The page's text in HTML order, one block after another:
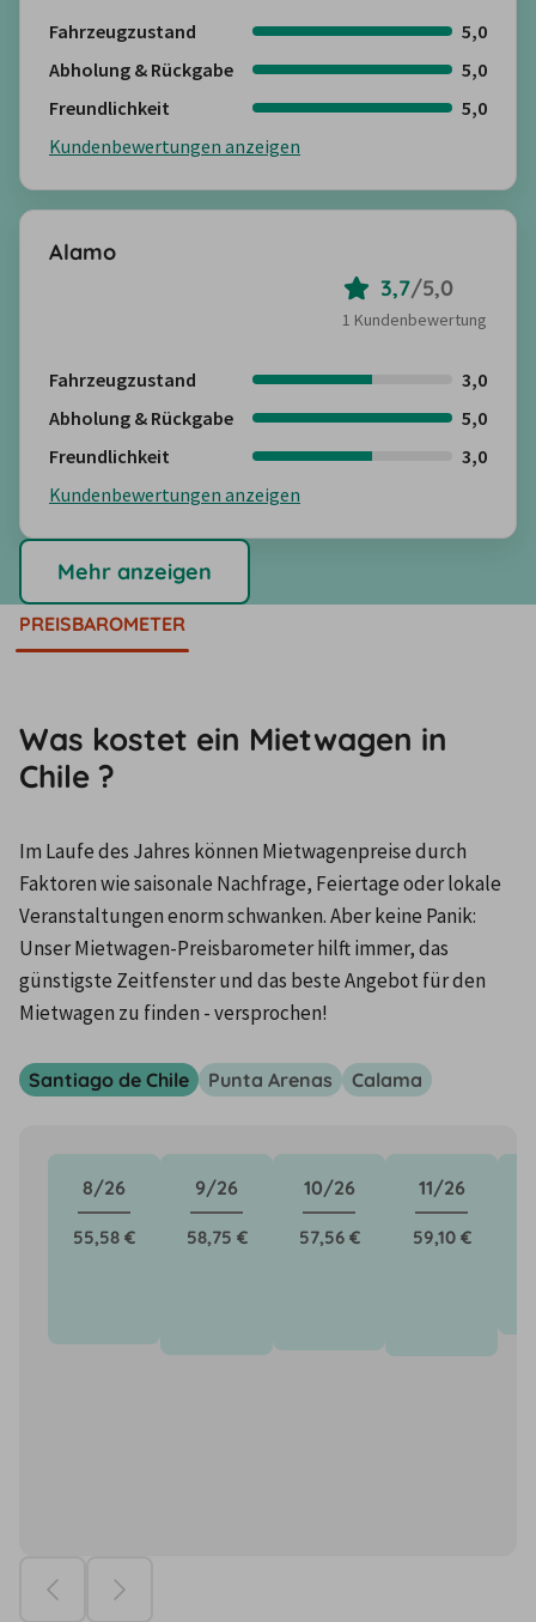
Fahrzeugzustand
5,0
Abholung & Rückgabe
5,0
Freundlichkeit
5,0
Kundenbewertungen anzeigen
Alamo
3,7/5,0
1 Kundenbewertung
Fahrzeugzustand
3,0
Abholung & Rückgabe
5,0
Freundlichkeit
3,0
Kundenbewertungen anzeigen
Mehr anzeigen
PREISBAROMETER
Was kostet ein Mietwagen in
Chile ?
Im Laufe des Jahres können Mietwagenpreise durch
Faktoren wie saisonale Nachfrage, Feiertage oder lokale
Veranstaltungen enorm schwanken. Aber keine Panik:
Unser Mietwagen-Preisbarometer hilft immer, das
günstigste Zeitfenster und das beste Angebot für den
Mietwagen zu finden - versprochen!
Santiago de Chile Punta Arenas Calama
8/26
55,58 €
9/26
58,75 €
10/26
57,56 €
11/26
59,10 €